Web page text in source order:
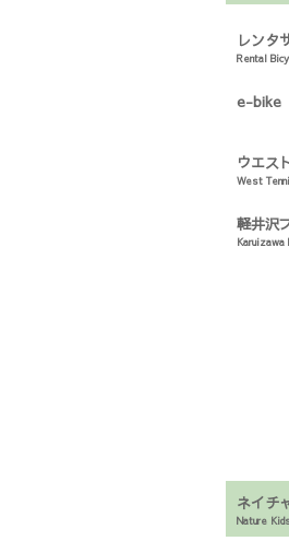
レンタ
Rental
e-bike
ウエス
West
軽井沢
Karuizawa
ネイチ
Nature